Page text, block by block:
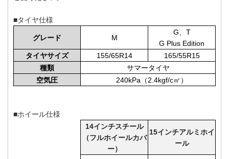
■タイヤ仕様
グレード M
G、T
G Plus Edition
タイヤサイズ
155/65R14
165/55R15
種類
サマータイヤ
空気圧
240kPa（2.4kgf/c㎡）
■ホイール仕様
14インチスチール
（フルホイールカバ
ー）
15インチアルミホイ
ール